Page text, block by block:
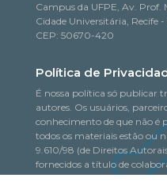
Campus da UFPE, Av. Prof.
Cidade Universitária, Recife -
CEP: 50670-420
Política de
É nossa política só publicar
autores. Os usuários,
conhecimento de que não é
todos os materiais estão ou
9.610/98 (de Direitos
fornecidos a título de
quaisquer responsabilidades